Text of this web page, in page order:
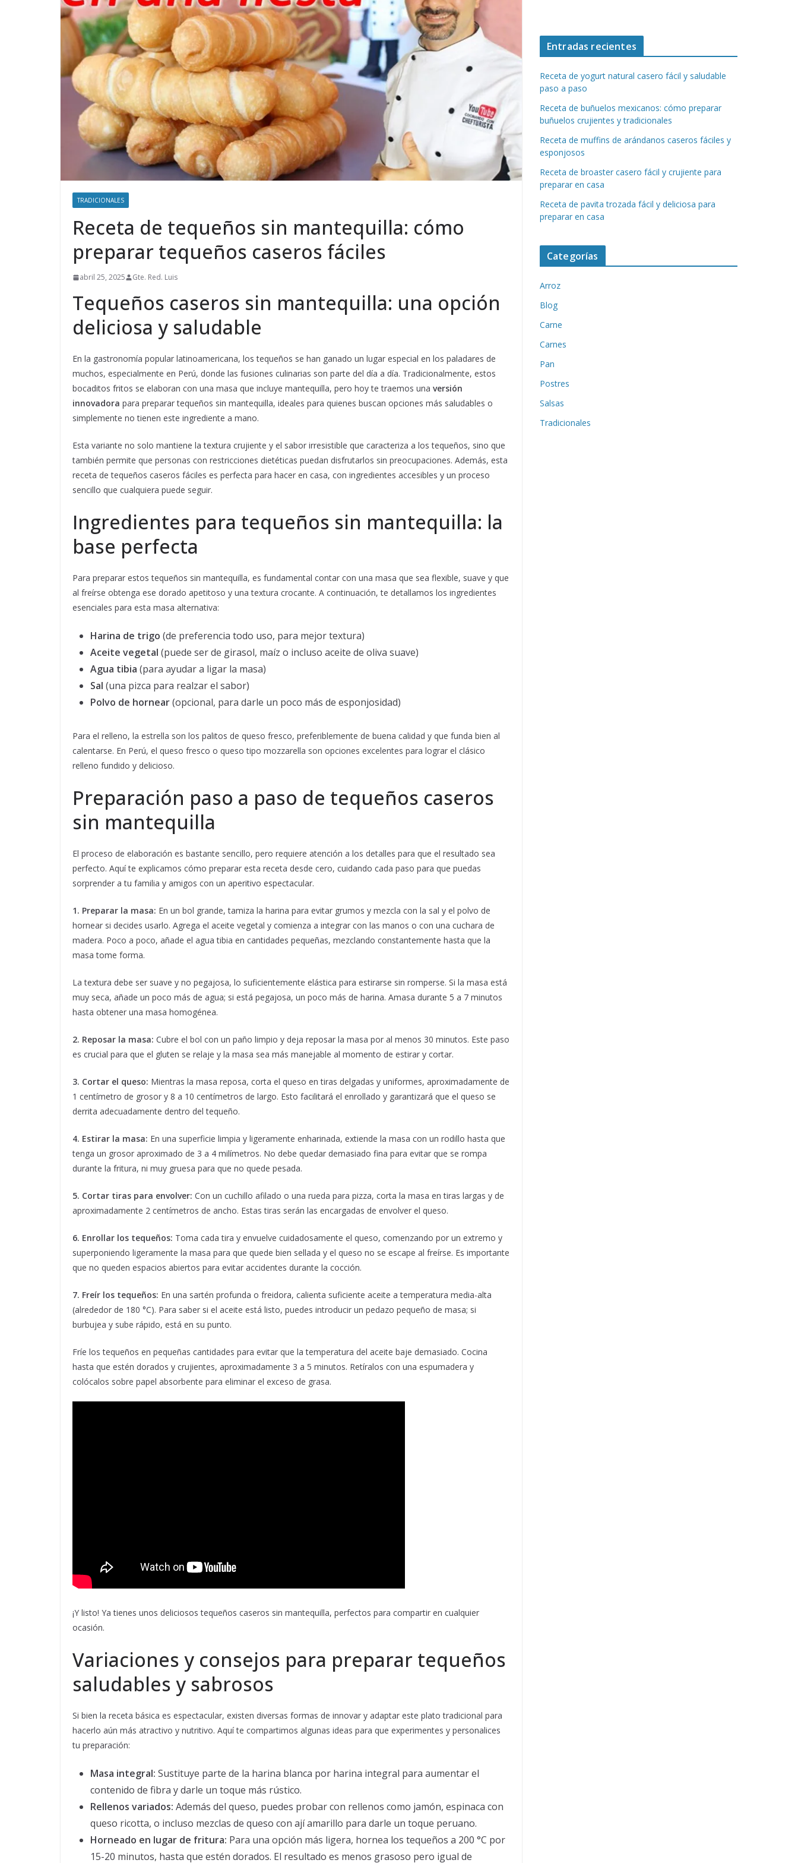
TRADICIONALES
Receta de tequeños sin mantequilla: cómo
preparar tequeños caseros fáciles
abril 25, 2025 Gte. Red. Luis
Tequeños caseros sin mantequilla: una opción
deliciosa y saludable
En la gastronomía popular latinoamericana, los tequeños se han ganado un lugar especial en los paladares de
muchos, especialmente en Perú, donde las fusiones culinarias son parte del día a día. Tradicionalmente, estos
bocaditos fritos se elaboran con una masa que incluye mantequilla, pero hoy te traemos una versión
innovadora para preparar tequeños sin mantequilla, ideales para quienes buscan opciones más saludables o
simplemente no tienen este ingrediente a mano.
Esta variante no solo mantiene la textura crujiente y el sabor irresistible que caracteriza a los tequeños, sino que
también permite que personas con restricciones dietéticas puedan disfrutarlos sin preocupaciones. Además, esta
receta de tequeños caseros fáciles es perfecta para hacer en casa, con ingredientes accesibles y un proceso
sencillo que cualquiera puede seguir.
Ingredientes para tequeños sin mantequilla: la
base perfecta
Para preparar estos tequeños sin mantequilla, es fundamental contar con una masa que sea flexible, suave y que
al freírse obtenga ese dorado apetitoso y una textura crocante. A continuación, te detallamos los ingredientes
esenciales para esta masa alternativa:
Harina de trigo (de preferencia todo uso, para mejor textura)
Aceite vegetal (puede ser de girasol, maíz o incluso aceite de oliva suave)
Agua tibia (para ayudar a ligar la masa)
Sal (una pizca para realzar el sabor)
Polvo de hornear(opcional, para darle un poco más de esponjosidad)
Para el relleno, la estrella son los palitos de queso fresco, preferiblemente de buena calidad y que funda bien al
calentarse. En Perú, el queso fresco o queso tipo mozzarella son opciones excelentes para lograr el clásico
relleno fundido y delicioso.
Preparación paso a paso de tequeños caseros
sin mantequilla
El proceso de elaboración es bastante sencillo, pero requiere atención a los detalles para que el resultado sea
perfecto. Aquí te explicamos cómo preparar esta receta desde cero, cuidando cada paso para que puedas
sorprender a tu familia y amigos con un aperitivo espectacular.
1. Preparar la masa: En un bol grande, tamiza la harina para evitar grumos y mezcla con la sal y el polvo de
hornear si decides usarlo. Agrega el aceite vegetal y comienza a integrar con las manos o con una cuchara de
madera. Poco a poco, añade el agua tibia en cantidades pequeñas, mezclando constantemente hasta que la
masa tome forma.
La textura debe ser suave y no pegajosa, lo suficientemente elástica para estirarse sin romperse. Si la masa está
muy seca, añade un poco más de agua; si está pegajosa, un poco más de harina. Amasa durante 5 a 7 minutos
hasta obtener una masa homogénea.
2. Reposar la masa: Cubre el bol con un paño limpio y deja reposar la masa por al menos 30 minutos. Este paso
es crucial para que el gluten se relaje y la masa sea más manejable al momento de estirar y cortar.
3. Cortar el queso: Mientras la masa reposa, corta el queso en tiras delgadas y uniformes, aproximadamente de
1 centímetro de grosor y 8 a 10 centímetros de largo. Esto facilitará el enrollado y garantizará que el queso se
derrita adecuadamente dentro del tequeño.
4. Estirar la masa: En una superficie limpia y ligeramente enharinada, extiende la masa con un rodillo hasta que
tenga un grosor aproximado de 3 a 4 milímetros. No debe quedar demasiado fina para evitar que se rompa
durante la fritura, ni muy gruesa para que no quede pesada.
5. Cortar tiras para envolver: Con un cuchillo afilado o una rueda para pizza, corta la masa en tiras largas y de
aproximadamente 2 centímetros de ancho. Estas tiras serán las encargadas de envolver el queso.
6. Enrollar los tequeños: Toma cada tira y envuelve cuidadosamente el queso, comenzando por un extremo y
superponiendo ligeramente la masa para que quede bien sellada y el queso no se escape al freírse. Es importante
que no queden espacios abiertos para evitar accidentes durante la cocción.
7. Freír los tequeños: En una sartén profunda o freidora, calienta suficiente aceite a temperatura media-alta
(alrededor de 180 °C). Para saber si el aceite está listo, puedes introducir un pedazo pequeño de masa; si
burbujea y sube rápido, está en su punto.
Fríe los tequeños en pequeñas cantidades para evitar que la temperatura del aceite baje demasiado. Cocina
hasta que estén dorados y crujientes, aproximadamente 3 a 5 minutos. Retíralos con una espumadera y
colócalos sobre papel absorbente para eliminar el exceso de grasa.
¡Y listo! Ya tienes unos deliciosos tequeños caseros sin mantequilla, perfectos para compartir en cualquier
ocasión.
Variaciones y consejos para preparar tequeños
saludables y sabrosos
Si bien la receta básica es espectacular, existen diversas formas de innovar y adaptar este plato tradicional para
hacerlo aún más atractivo y nutritivo. Aquí te compartimos algunas ideas para que experimentes y personalices
tu preparación:
Masa integral: Sustituye parte de la harina blanca por harina integral para aumentar el
contenido de fibra y darle un toque más rústico.
Rellenos variados: Además del queso, puedes probar con rellenos como jamón, espinaca con
queso ricotta, o incluso mezclas de queso con ají amarillo para darle un toque peruano.
Horneado en lugar de fritura: Para una opción más ligera, hornea los tequeños a 200 °C por
15-20 minutos, hasta que estén dorados. El resultado es menos grasoso pero igual de
Entradas recientes
Receta de yogurt natural casero fácil y saludable
paso a paso
Receta de buñuelos mexicanos: cómo preparar
buñuelos crujientes y tradicionales
Receta de muffins de arándanos caseros fáciles y
esponjosos
Receta de broaster casero fácil y crujiente para
preparar en casa
Receta de pavita trozada fácil y deliciosa para
preparar en casa
Categorías
Arroz
Blog
Carne
Carnes
Pan
Postres
Salsas
Tradicionales